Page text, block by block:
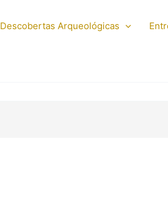
Descobertas Arqueológicas